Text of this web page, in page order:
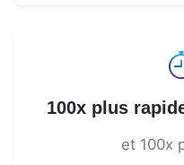
100x plus
et 100x